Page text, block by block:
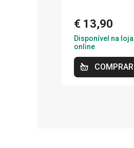
€ 13,90
Disponível na loja
online
COMPRAR